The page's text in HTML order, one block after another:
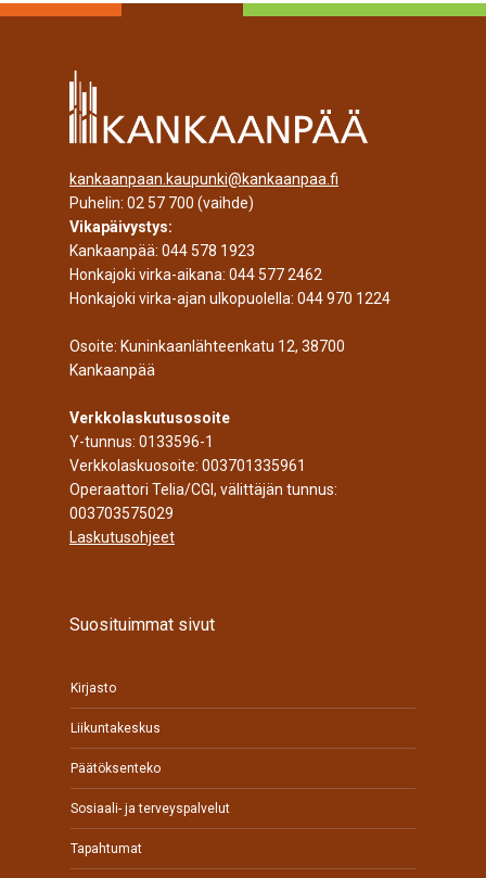
kankaanpaan.kaupunki@kankaanpaa.fi
Puhelin: 02 57 700 (vaihde)
Vikapäivystys:
Kankaanpää: 044 578 1923
Honkajoki virka-aikana: 044 577 2462
Honkajoki virka-ajan ulkopuolella: 044 970 1224
Osoite: Kuninkaanlähteenkatu 12, 38700
Kankaanpää
Verkkolaskutusosoite
Y-tunnus: 0133596-1
Verkkolaskuosoite: 003701335961
Operaattori Telia/CGI, välittäjän tunnus:
003703575029
Laskutusohjeet
Suosituimmat sivut
Kirjasto
Liikuntakeskus
Päätöksenteko
Sosiaali- ja terveyspalvelut
Tapahtumat